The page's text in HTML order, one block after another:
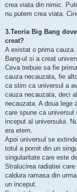
crea viata din nimic.
nu putem crea viata.
3.Teoria Big Bang
creat?
A existat o prima
Bang-ul si a creat
Ceva trebuie sa fie
cauza necauzata, fie
ca stim ca universul a
cauza necauzata, deci
necauzata. A doua lege
care spune ca universul
inceput al universului.
era etern.
Apoi universul se
totul a pornit din un
singularitate care este
Stralucirea radiatiei
caldura ramasa din
un inceput.